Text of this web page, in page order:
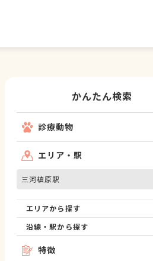
かんたん検索
診療動物
エリア・駅
三河槙原駅
エリアから探す
沿線・駅から探す
特徴